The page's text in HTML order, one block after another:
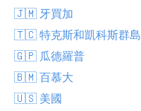
🇯🇲 牙買加
🇹🇨 特克斯和凱科斯群島
🇬🇵 瓜德羅普
🇧🇲 百慕大
🇺🇸 美國